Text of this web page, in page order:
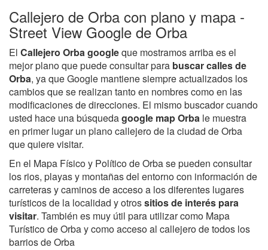
Callejero de Orba con plano y mapa -
Street View Google de Orba
El Callejero Orba googleque mostramos arriba es el
mejor plano que puede consultar para buscar calles de
Orba, ya que Google mantiene siempre actualizados los
cambios que se realizan tanto en nombres como en las
modificaciones de direcciones. El mismo buscador cuando
usted hace una búsquedagoogle map Orba le muestra
en primer lugar un plano callejero de la ciudad de Orba
que quiere visitar.
En el Mapa Físico y Político de Orba se pueden consultar
los rios, playas y montañas del entorno con información de
carreteras y caminos de acceso a los diferentes lugares
turísticos de la localidad y otrossitios de interés para
visitar. También es muy útil para utilizar como Mapa
Turístico de Orba y como acceso al callejero de todos los
barrios de Orba